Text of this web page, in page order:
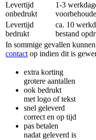
Levertijd
onbedrukt
1-3
Levertijd
bedrukt
ca. 10
bestand
In sommige gevallen
contact op indien dit is
extra korting
grotere aantallen
ook bedrukt
met logo of tekst
snel geleverd
correct en op tijd
pas betalen
nadat geleverd is